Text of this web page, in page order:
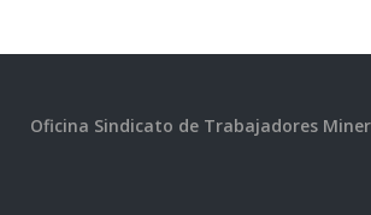
Oficina Sindicato de Trabajadores